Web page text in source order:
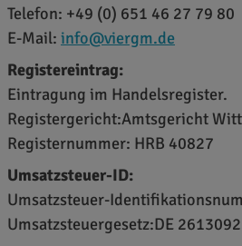
Telefon: +49 (0) 651 46 27 79 80
E-Mail: info@viergm.de
Registereintrag:
Eintragung im Handelsregister.
Registergericht:Amtsgericht
Registernummer: HRB 40827
Umsatzsteuer-ID:
Umsatzsteuer-
Umsatzsteuergesetz:DE